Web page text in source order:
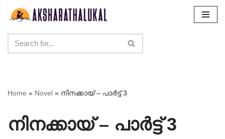
content
Home » Novel » നിനക്കായ് – പാർട്ട്‌ 3
നിനക്കായ് – പാർട്ട്‌ 3